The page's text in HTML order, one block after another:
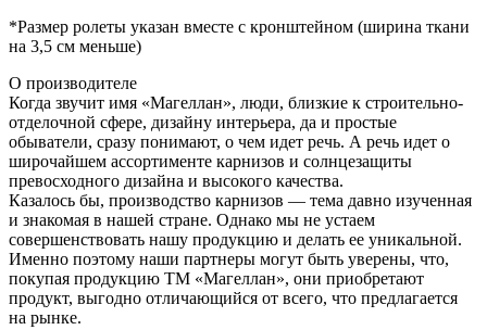
*Размер ролеты указан вместе с кронштейном (ширина ткани
на 3,5 см меньше)
О производителе
Когда звучит имя «Магеллан», люди, близкие к строительно-
отделочной сфере, дизайну интерьера, да и простые
обыватели, сразу понимают, о чем идет речь. А речь идет о
широчайшем ассортименте карнизов и солнцезащиты
превосходного дизайна и высокого качества.
Казалось бы, производство карнизов — тема давно изученная
и знакомая в нашей стране. Однако мы не устаем
совершенствовать нашу продукцию и делать ее уникальной.
Именно поэтому наши партнеры могут быть уверены, что,
покупая продукцию ТМ «Магеллан», они приобретают
продукт, выгодно отличающийся от всего, что предлагается
на рынке.